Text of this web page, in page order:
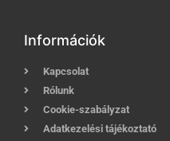
Információk
Kapcsolat
Rólunk
Cookie-szabályzat
Adatkezelési tájékoztató